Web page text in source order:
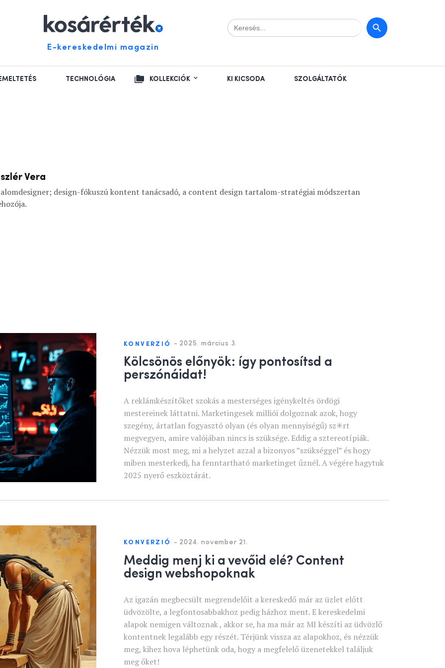
E-kereskedelmi magazin
Search
for:
TECHNOLÓGIA KOLLEKCIÓK KI KICSODA SZOLGÁLTATÓK
Vera
design-fókuszú kontent tanácsadó, a content design tartalom-stratégiai módszertan
KONVERZIÓ - 2025. március 3.
Kölcsönös előnyök: így pontosítsd a
perszónáidat!
A reklámkészítőket szokás a mesterséges igénykeltés ördögi
mestereinek láttatni. Marketingesek milliói dolgoznak azok, hogy
szegény, ártatlan fogyasztó olyan (és olyan mennyiségű) sz✳rt
megvegyen, amire valójában nincs is szüksége. Eddig a sztereotípiák.
Nézzük most meg, mi a helyzet azzal a bizonyos ”szükséggel” és hogy
miben mesterkedj, ha fenntartható marketinget űznél. A végére hagytuk
2025 nyerő eszköztárát.
KONVERZIÓ - 2024. november 21.
Meddig menj ki a vevőid elé? Content
design webshopoknak
Az igazán megbecsült megrendelőit a kereskedő már az üzlet előtt
üdvözölte, a legfontosabbakhoz pedig házhoz ment. E kereskedelmi
alapok nemigen változnak , akkor se, ha ma már az MI készíti az üdvözlő
kontentnek legalább egy részét. Térjünk vissza az alapokhoz, és nézzük
meg, kihez hova léphetünk oda, hogy a megfelelő üzenetekkel találjuk
meg őket!